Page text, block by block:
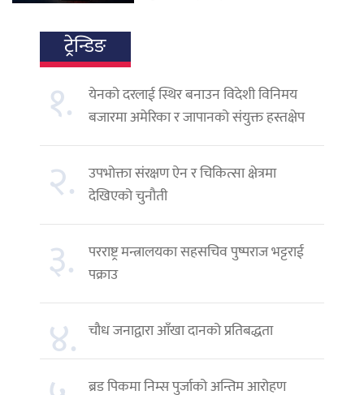
ट्रेन्डिङ
१.
येनको दरलाई स्थिर बनाउन विदेशी विनिमय
बजारमा अमेरिका र जापानको संयुक्त हस्तक्षेप
२. उपभोक्ता संरक्षण ऐन र चिकित्सा क्षेत्रमा
देखिएको चुनौती
३.
परराष्ट्र मन्त्रालयका सहसचिव पुष्पराज भट्टराई
पक्राउ
४. चौध जनाद्वारा आँखा दानको प्रतिबद्धता
ब्रड पिकमा निम्स पुर्जाको अन्तिम आरोहण